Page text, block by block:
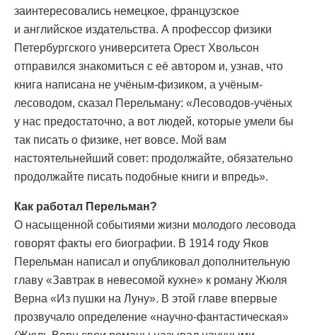
заинтересовались немецкое, французское
и английское издательства. А профессор физики
Петербургского университета Орест Хвольсон
отправился знакомиться с её автором и, узнав, что
книга написана не учёным-физиком, а учёным-
лесоводом, сказал Перельману: «Лесоводов-учёных
у нас предостаточно, а вот людей, которые умели бы
так писать о физике, нет вовсе. Мой вам
настоятельнейший совет: продолжайте, обязательно
продолжайте писать подобные книги и впредь».
Как работал Перельман?
О насыщенной событиями жизни молодого лесовода
говорят факты его биографии. В 1914 году Яков
Перельман написал и опубликовал дополнительную
главу «Завтрак в невесомой кухне» к роману Жюля
Верна «Из пушки на Луну». В этой главе впервые
прозвучало определение «научно-фантастическая»